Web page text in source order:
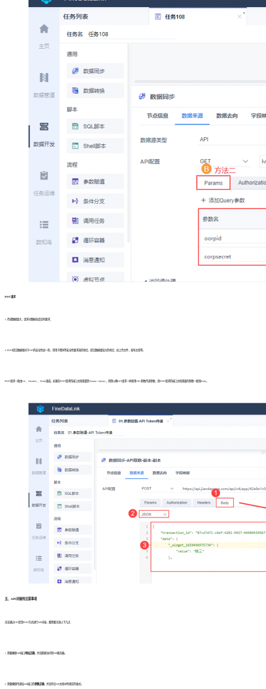
POST请求
1. 传递数据量大，请求对数据长度没有要求；
2. POST提交数据相对于GET的安全性高一些，常用于密码等安全性要求高的场合，提交数据量较大的场合，如上传文件，发布文章等。
POST请求一般由Url 、 Headers 、 Body组成。如果在POST请求的接口文档里遇到 Params / Querys，则需以像GET请求一样使用URL参数传递参数，而POST请求的接口文档里面的参数一般指Body。
五、API对接的注意事项
无论通过GET还是POST方式进行API对接，都需要注意以下几点：
1. 需要确保API接口 地址正确 ，并且能够访问到API服务器。
2. 需要确保传递给API接口的 参数正确 ，并且符合API文档中所规定的格式。